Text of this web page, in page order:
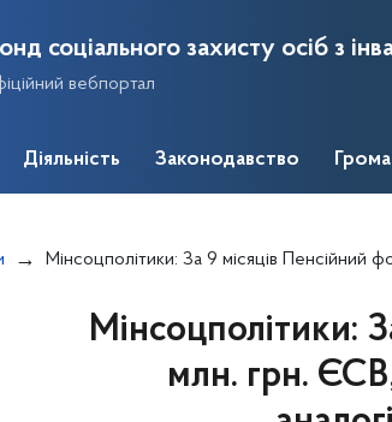
соціального захисту осіб з
вебпортал
Діяльність Законодавство
Мінсоцполітики: За 9 місяців Пенсійний фонд зібрав 122,3 млн. грн.
Мінсоцполітики:
млн. грн.